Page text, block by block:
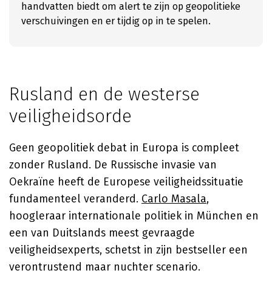
handvatten biedt om alert te zijn op geopolitieke
verschuivingen en er tijdig op in te spelen.
Rusland en de westerse
veiligheidsorde
Geen geopolitiek debat in Europa is compleet
zonder Rusland. De Russische invasie van
Oekraïne heeft de Europese veiligheidssituatie
fundamenteel veranderd. Carlo Masala,
hoogleraar internationale politiek in München en
een van Duitslands meest gevraagde
veiligheidsexperts, schetst in zijn bestseller een
verontrustend maar nuchter scenario.